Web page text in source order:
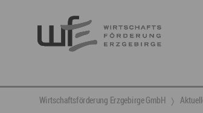
Berufsnachwuchs & Fachkräfte
aktuelle Angebote & Projekte
Wirtschaftsservice
Neuigkeiten
Ansprechpartner & Kontakt
Wirtschaftsförderung Erzgebirge GmbH